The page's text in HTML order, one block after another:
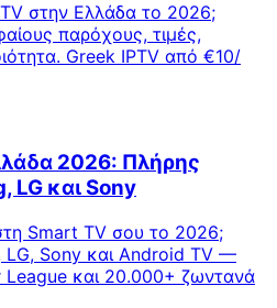
στην Ελλάδα το 2026;
παρόχους, τιμές,
Greek IPTV από €10/
2026: Πλήρης
LG και Sony
Smart TV σου το 2026;
LG, Sony και Android TV —
League και 20.000+ ζωντανά